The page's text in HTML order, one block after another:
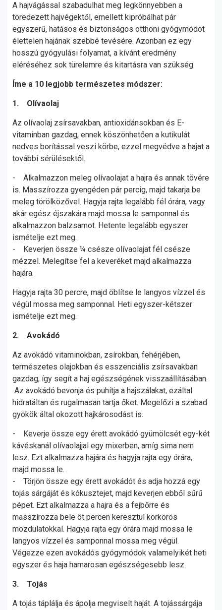
A hajvágással szabadulhat meg legkönnyebben a
töredezett hajvégektől, emellett kipróbálhat pár
egyszerű, hatásos és biztonságos otthoni gyógymódot
élettelen hajának szebbé tevésére. Azonban ez egy
hosszú gyógyulási folyamat, a kívánt eredmény
eléréséhez sok türelemre és kitartásra van szükség.
Íme a 10 legjobb természetes módszer:
1. Olívaolaj
Az olívaolaj zsírsavakban, antioxidánsokban és E-
vitaminban gazdag, ennek köszönhetően a kutikulát
nedves borítással veszi körbe, ezzel megvédve a hajat a
további sérülésektől.
- Alkalmazzon meleg olívaolajat a hajra és annak tövére
is. Masszírozza gyengéden pár percig, majd takarja be
meleg törölközővel. Hagyja rajta legalább fél órára, vagy
akár egész éjszakára majd mossa le samponnal és
alkalmazzon balzsamot. Hetente legalább egyszer
ismételje ezt meg.
- Keverjen össze ¼ csésze olívaolajat fél csésze
mézzel. Melegítse fel a keveréket majd alkalmazza
hajára.
Hagyja rajta 30 percre, majd öblítse le langyos vízzel és
végül mossa meg samponnal. Heti egyszer-kétszer
ismételje ezt meg.
2. Avokádó
Az avokádó vitaminokban, zsírokban, fehérjében,
természetes olajokban és esszenciális zsírsavakban
gazdag, így segít a haj egészségének visszaállításában.
Az avokádó bevonja és puhítja a hajszálakat, ezáltal
hidratáltan és rugalmasan tartja őket. Megelőzi a szabad
gyökök által okozott hajkárosodást is.
- Keverje össze egy érett avokádó gyümölcsét egy-két
kávéskanál olívaolajjal egy mixerben, amíg sima nem
lesz. Ezt alkalmazza hajára és hagyja rajta egy órára,
majd mossa le.
- Törjön össze egy érett avokádót és adja hozzá egy
tojás sárgáját és kókusztejet, majd keverjen ebből sűrű
pépet. Ezt alkalmazza a hajra és a fejbőrre és
masszírozza bele öt percen keresztül körkörös
mozdulatokkal. Hagyja rajta egy órára majd mossa le
langyos vízzel és samponnal mossa meg végül.
Végezze ezen avokádós gyógymódok valamelyikét heti
egyszer és haja hamarosan egészségesebb lesz.
3. Tojás
A tojás táplálja és ápolja megviselt haját. A tojássárgája